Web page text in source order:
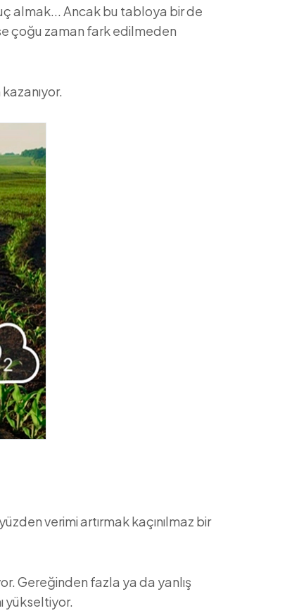
almak... Ancak bu tabloya bir de
çoğu zaman fark edilmeden
verimi artırmak kaçınılmaz bir
Gereğinden fazla ya da yanlış
yükseltiyor.